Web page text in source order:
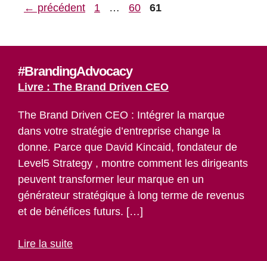
← précédent Page
1 … Page
60 Page
61
#BrandingAdvocacy
Livre : The Brand Driven CEO
The Brand Driven CEO : Intégrer la marque
dans votre stratégie d’entreprise change la
donne. Parce que David Kincaid, fondateur de
Level5 Strategy , montre comment les dirigeants
peuvent transformer leur marque en un
générateur stratégique à long terme de revenus
et de bénéfices futurs. […]
Lire la suite